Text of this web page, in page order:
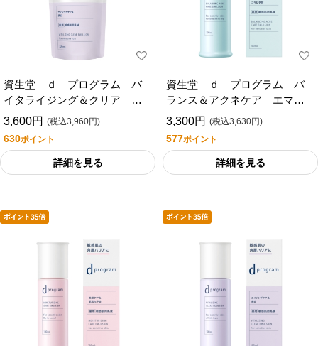
資生堂 ｄ プログラム バ
イタライジング＆クリア エ
マルジョン ＥＸ （レフィ
3,600円 (税込3,960円)
630ポイント
詳細を見る
資生堂 ｄ プログラム バ
ランス＆アクネケア エマル
ジョン ＥＸ
3,300円 (税込3,630円)
577ポイント
詳細を見る